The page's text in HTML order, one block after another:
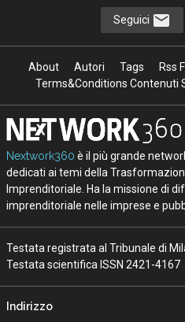
Seguici
About Autori Tags Rss
Terms&Conditions Contenuti
Nextwork360 è il più grande
dedicati ai temi della
Imprenditoriale. Ha la missione di
imprenditoriale nelle imprese e
Testata registrata al Tribunale di
Testata scientifica ISSN 2421-4167
Indirizzo